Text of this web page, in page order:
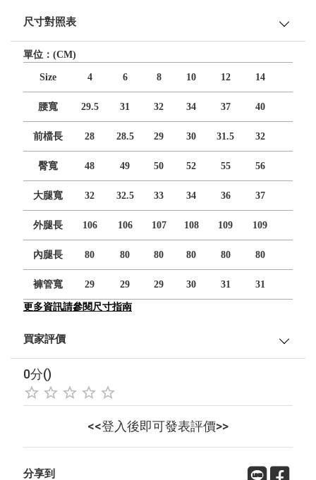
尺寸對照表
單位：(CM)
Size 4 6 8 10 12 14
腰寬 29.5 31 32 34 37 40
前檔長 28 28.5 29 30 31.5 32
臀寬 48 49 50 52 55 56
大腿寬 32 32.5 33 34 36 37
外腿長 106 106 107 108 109 109
內腿長 80 80 80 80 80 80
褲管寬 29 29 29 30 31 31
更多資訊請參閱尺寸指南
買家評價
0分()
<<登入後即可發表評價>>
分享到